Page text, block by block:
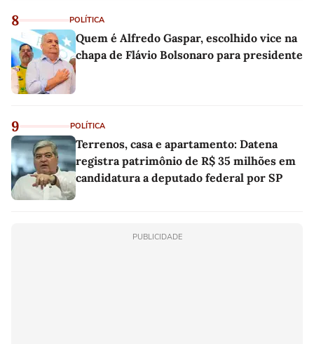
8 POLÍTICA
Quem é Alfredo Gaspar, escolhido vice na
chapa de Flávio Bolsonaro para presidente
9 POLÍTICA
Terrenos, casa e apartamento: Datena
registra patrimônio de R$ 35 milhões em
candidatura a deputado federal por SP
PUBLICIDADE